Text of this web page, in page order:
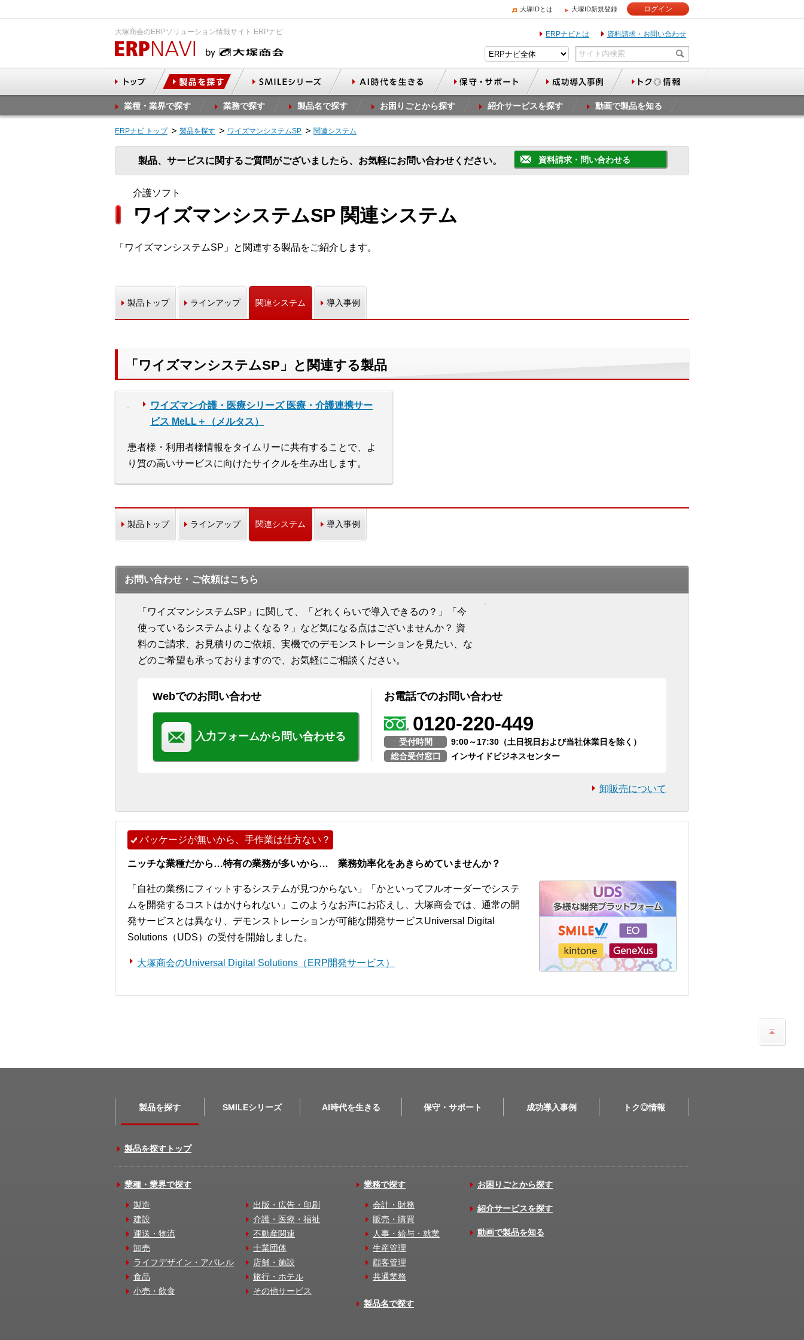
大塚IDとは 大塚ID新規登録 ログイン
大塚商会のERPソリューション情報サイト ERPナビ ERPナビとは 資料請求・お問い合わせ
業種・業界で探す 業務で探す 製品名で探す お困りごとから探す 紹介サービスを探す 動画で製品を知る
ERPナビ トップ 製品を探す ワイズマンシステムSP 関連システム
製品、サービスに関するご質問がございましたら、お気軽にお問い合わせください。 資料請求・問い合わせる
介護ソフト
ワイズマンシステムSP 関連システム
「ワイズマンシステムSP」と関連する製品をご紹介します。
製品トップ ラインアップ 関連システム 導入事例
「ワイズマンシステムSP」と関連する製品
ワイズマン介護・医療シリーズ 医療・介護連携サー
ビス MeLL＋（メルタス）
患者様・利用者様情報をタイムリーに共有することで、よ
り質の高いサービスに向けたサイクルを生み出します。
製品トップ ラインアップ 関連システム 導入事例
お問い合わせ・ご依頼はこちら
「ワイズマンシステムSP」に関して、「どれくらいで導入できるの？」「今
使っているシステムよりよくなる？」など気になる点はございませんか？ 資
料のご請求、お見積りのご依頼、実機でのデモンストレーションを見たい、な
どのご希望も承っておりますので、お気軽にご相談ください。
Webでのお問い合わせ
入力フォームから問い合わせる
お電話でのお問い合わせ
0120-220-449
受付時間
9:00～17:30（土日祝日および当社休業日を除く）
総合受付窓口
インサイドビジネスセンター
卸販売について
パッケージが無いから、手作業は仕方ない？
ニッチな業種だから…特有の業務が多いから… 業務効率化をあきらめていませんか？
「自社の業務にフィットするシステムが見つからない」「かといってフルオーダーでシステ
ムを開発するコストはかけられない」このようなお声にお応えし、大塚商会では、通常の開
発サービスとは異なり、デモンストレーションが可能な開発サービスUniversal Digital
Solutions（UDS）の受付を開始しました。
大塚商会のUniversal Digital Solutions（ERP開発サービス）
製品を探す SMILEシリーズ AI時代を生きる 保守・サポート 成功導入事例 トク◎情報
製品を探すトップ
業種・業界で探す
製造
建設
運送・物流
卸売
ライフデザイン・アパレル
食品
小売・飲食
出版・広告・印刷
介護・医療・福祉
不動産関連
士業団体
店舗・施設
旅行・ホテル
その他サービス
業務で探す
会計・財務
販売・購買
人事・給与・就業
生産管理
顧客管理
共通業務
製品名で探す
お困りごとから探す
紹介サービスを探す
動画で製品を知る